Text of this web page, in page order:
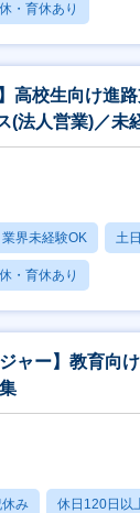
・育休あり
高校生向け進
(法人営業)／未
界未経験OK 土
・育休あり
ャー】教育向
み 休日120日以